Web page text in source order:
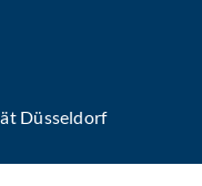
Düsseldorf